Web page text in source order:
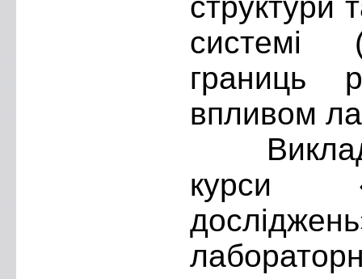
системі
границь
впливом
курси